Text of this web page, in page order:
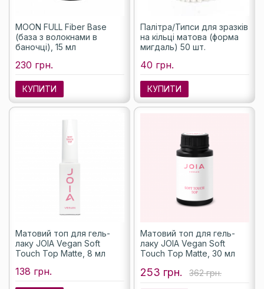
MOON FULL Fiber Base
(база з волокнами в
баночці), 15 мл
230 грн.
КУПИТИ
Палітра/Типси для зразків
на кільці матова (форма
мигдаль) 50 шт.
40 грн.
КУПИТИ
Матовий топ для гель-
лаку JOIA Vegan Soft
Touch Top Matte, 8 мл
138 грн.
Матовий топ для гель-
лаку JOIA Vegan Soft
Touch Top Matte, 30 мл
253 грн. 362 грн.